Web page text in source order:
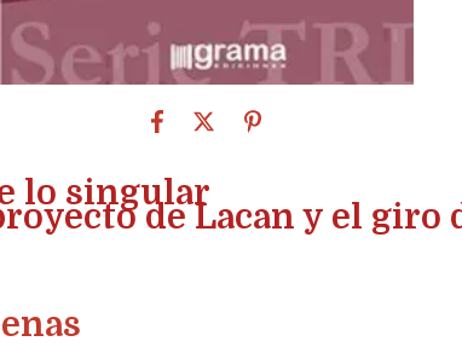
lo singular
de Lacan y el giro